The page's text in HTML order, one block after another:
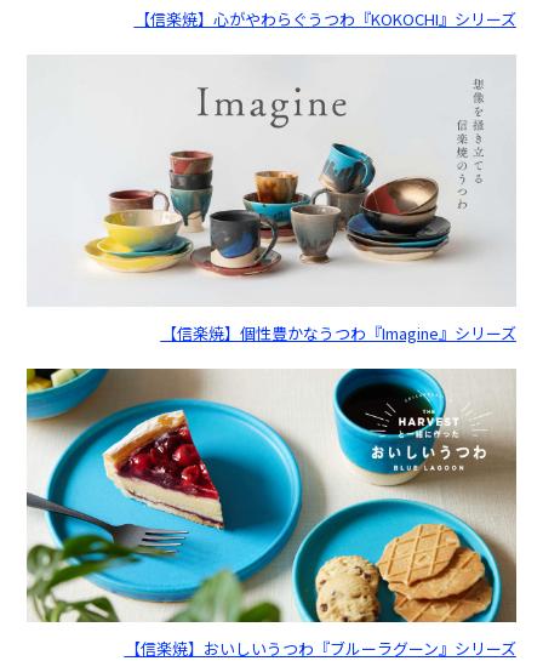
【信楽焼】心がやわらぐうつわ『KOKOCHI』シリーズ
【信楽焼】個性豊かなうつわ『Imagine』シリーズ
【信楽焼】おいしいうつわ『ブルーラグーン』シリーズ